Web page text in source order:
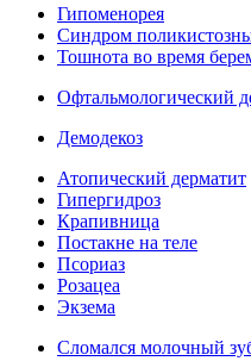
Гипоменорея
Синдром
Тошнота во время
Офтальмологический
Демодекоз
Атопический дерматит
Гипергидроз
Крапивница
Постакне на теле
Псориаз
Розацеа
Экзема
Сломался молочный